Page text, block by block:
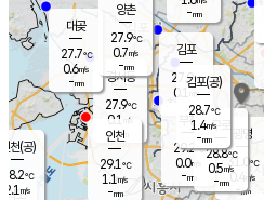
의도
경서동
27.9℃
0.1 m/s
-mm
-mm
대곶
27.7℃
0.6m/s
-mm
김포
27.9℃
0.1 m/s
mm
광명
31.0
℃
0.4 m/s
-mm
부천
29.2℃
0.0m/s
-mm
양촌
27.9℃
0.7m/s
-mm
구로
28.8℃
0.5m/s
-mm
인천(공)
28.2℃
2.1 m/s
김포(공)
28.7℃
1.4m/s
-mm
인천
29.1℃
1.1 m/s
-mm